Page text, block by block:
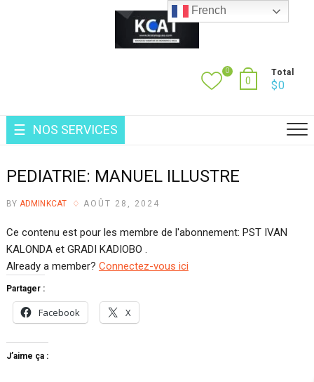
0
0
Total
$0
NOS SERVICES
PEDIATRIE: MANUEL ILLUSTRE
BY ADMINKCAT AOÛT 28, 2024
Ce contenu est pour les membre de l'abonnement: PST IVAN
KALONDA et GRADI KADIOBO .
Already a member? Connectez-vous ici
Partager :
Facebook X
J’aime ça :
French